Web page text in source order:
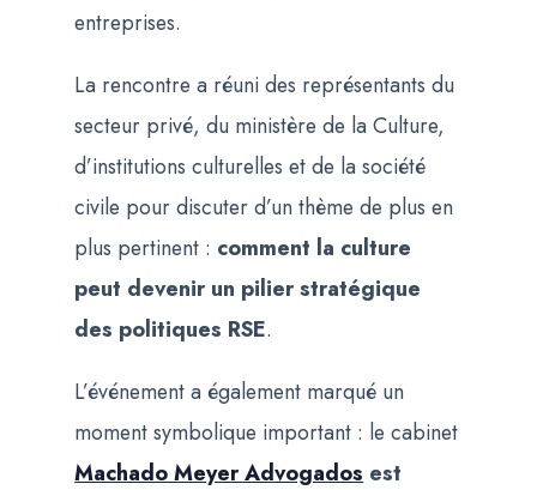
entreprises.
La rencontre a réuni des représentants du
secteur privé, du ministère de la Culture,
d’institutions culturelles et de la société
civile pour discuter d’un thème de plus en
plus pertinent : comment la culture
peut devenir un pilier stratégique
des politiques RSE.
L’événement a également marqué un
moment symbolique important : le cabinet
Machado Meyer Advogados est